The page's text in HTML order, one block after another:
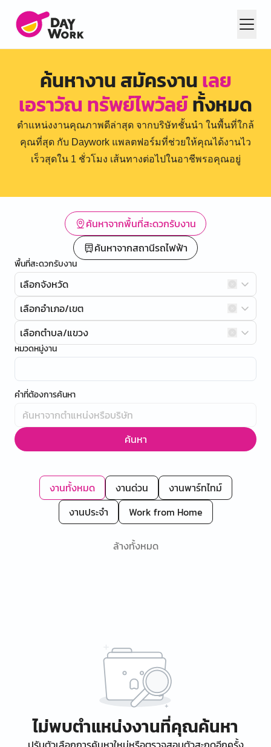
ค้นหางาน สมัครงานเลย
เอราวัณ ทรัพย์ไพวัลย์ทั้งหมด
ตำแหน่งงานคุณภาพดีล่าสุด จากบริษัทชั้นนำ ในพื้นที่ใกล้
คุณที่สุด กับ Daywork แพลตฟอร์มที่ช่วยให้คุณได้งานไว
เร็วสุดใน 1 ชั่วโมง เส้นทางต่อไปในอาชีพรอคุณอยู่
ค้นหาจากพื้นที่สะดวกรับงาน
ค้นหาจากสถานีรถไฟฟ้า
พื้นที่สะดวกรับงาน
เลือกจังหวัด
เลือกอำเภอ/เขต
เลือกตำบล/แขวง
หมวดหมู่งาน
คำที่ต้องการค้นหา
ค้นหา
งานทั้งหมด งานด่วน
งานพาร์ทไทม์
งานประจำ
Work from Home
ล้างทั้งหมด
ไม่พบตำแหน่งงานที่คุณค้นหา